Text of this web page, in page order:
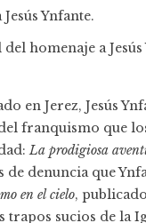
del homenaje a Jesús
Jerez, Jesús
franquismo que
La prodigiosa
denuncia que
en el cielo,
sucios de la